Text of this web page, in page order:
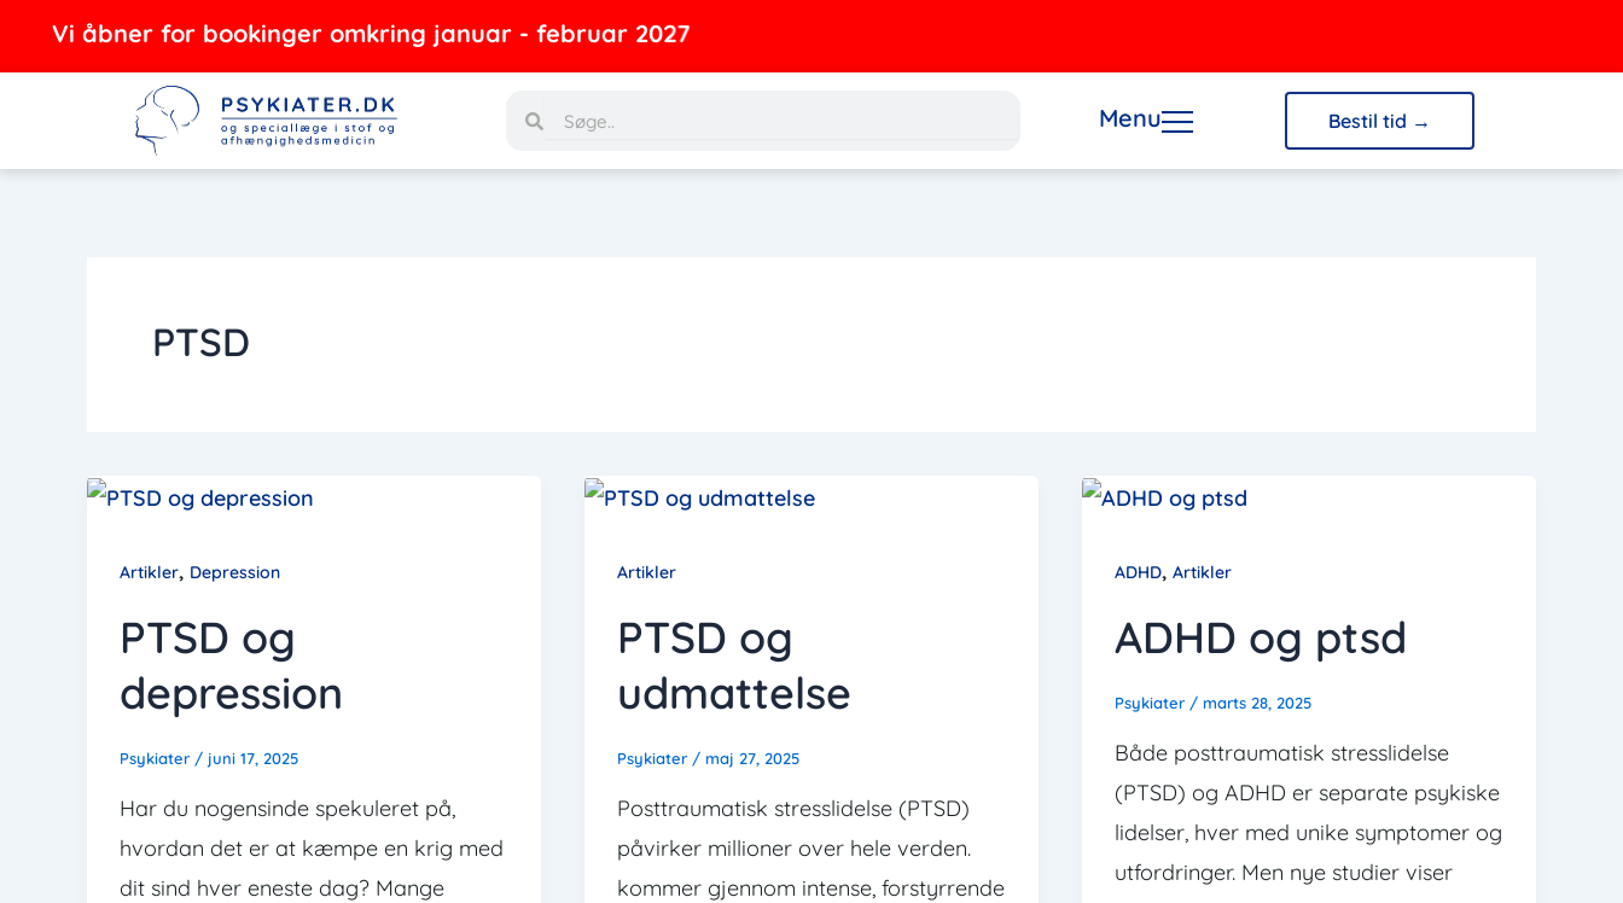
Vi åbner for bookinger omkring januar - februar 2027
Menu Bestil tid →
PTSD
Artikler, Depression
PTSD og
depression
Psykiater / juni 17, 2025
Har du nogensinde spekuleret på,
hvordan det er at kæmpe en krig med
dit sind hver eneste dag? Mange
Artikler
PTSD og
udmattelse
Psykiater / maj 27, 2025
Posttraumatisk stresslidelse (PTSD)
påvirker millioner over hele verden.
kommer gjennom intense, forstyrrende
ADHD, Artikler
ADHD og ptsd
Psykiater / marts 28, 2025
Både posttraumatisk stresslidelse
(PTSD) og ADHD er separate psykiske
lidelser, hver med unike symptomer og
utfordringer. Men nye studier viser